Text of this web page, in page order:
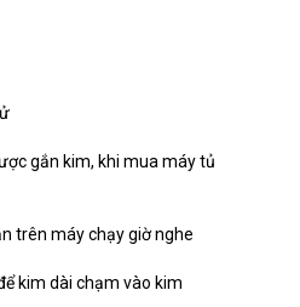
gắn kim, khi mua máy tủ
trên máy chạy giờ nghe
kim dài chạm vào kim